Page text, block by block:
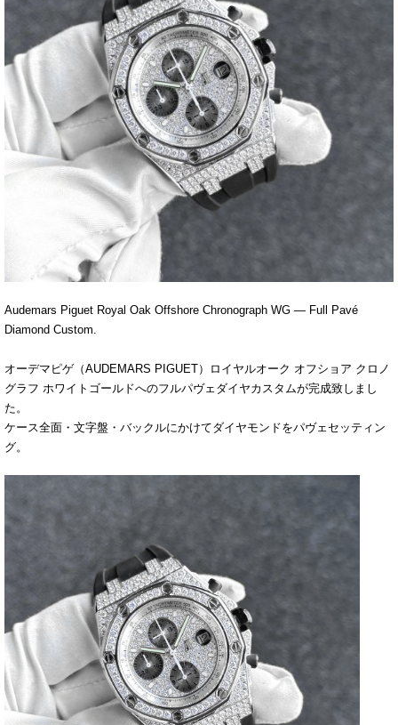
Audemars Piguet Royal Oak Offshore Chronograph WG — Full Pavé
Diamond Custom.
オーデマピゲ（AUDEMARS PIGUET）ロイヤルオーク オフショア クロノ
グラフ ホワイトゴールドへのフルパヴェダイヤカスタムが完成致しまし
た。
ケース全面・文字盤・バックルにかけてダイヤモンドをパヴェセッティン
グ。